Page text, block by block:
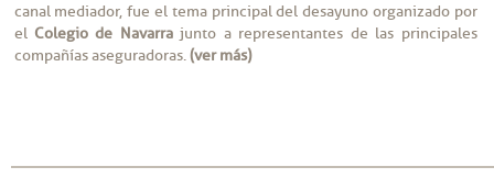
canal mediador, fue el tema principal del desayuno organizado por
el Colegio de Navarrajunto a representantes de las principales
compañías aseguradoras.(ver más)